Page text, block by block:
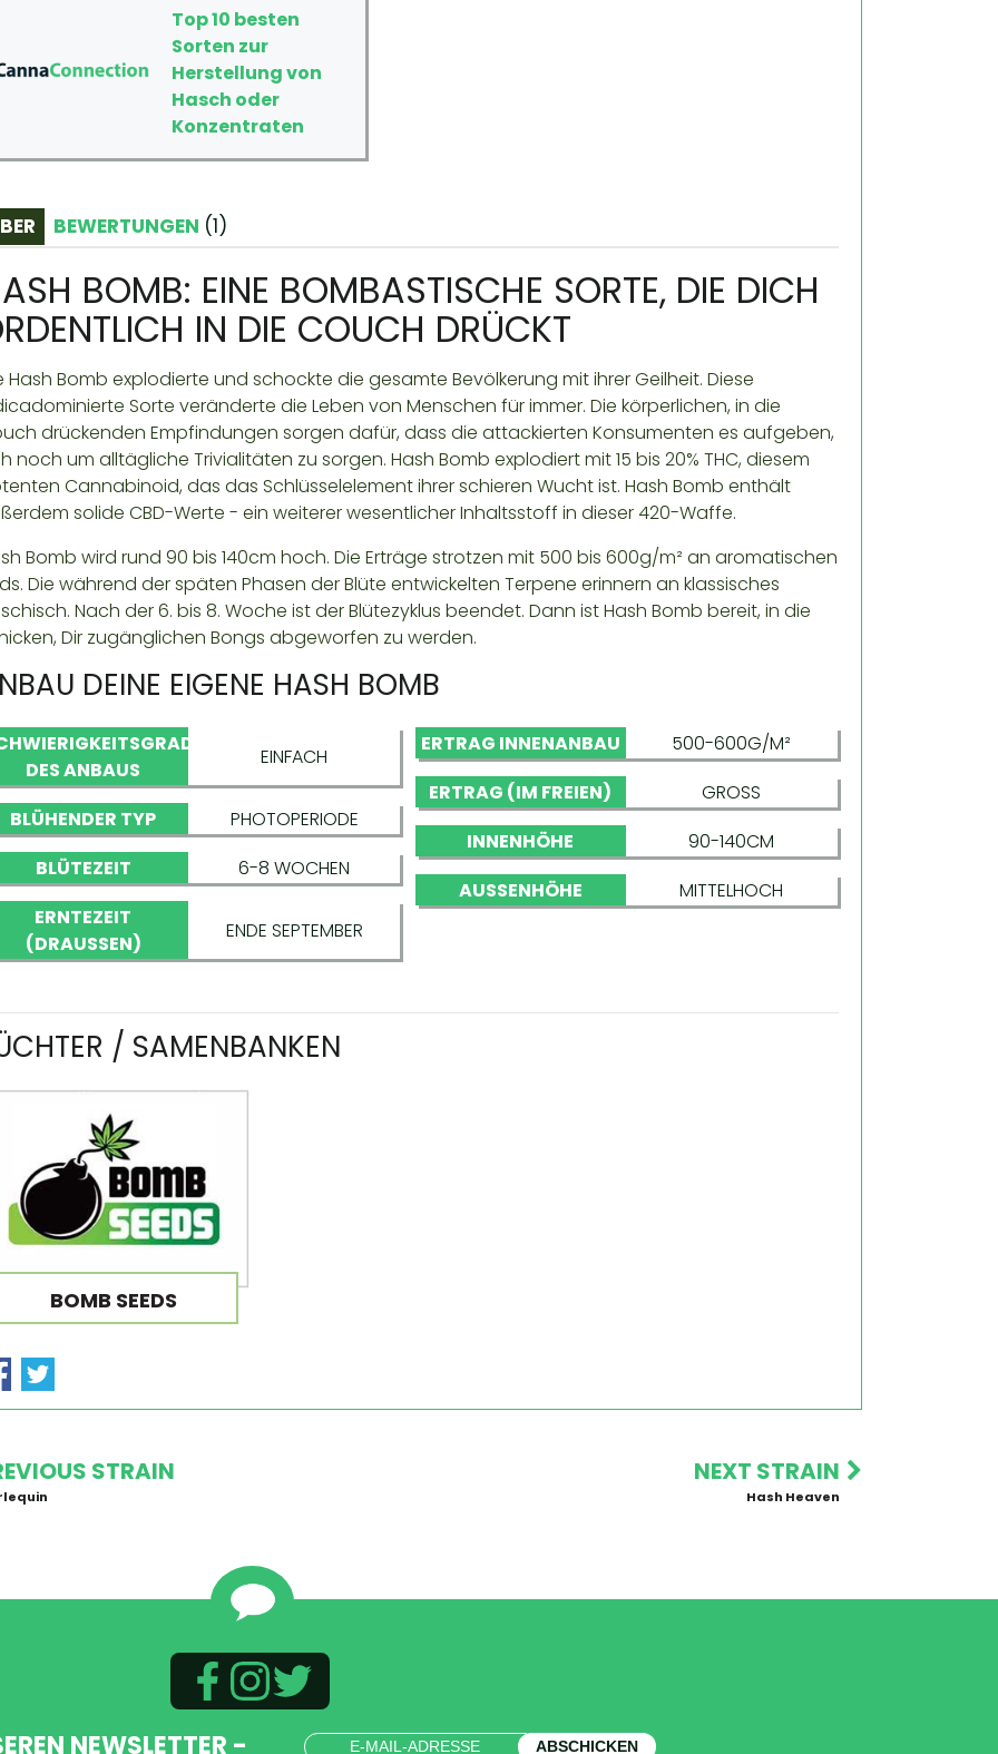
Top 10 besten
Sorten zur
Herstellung von
Hasch oder
Konzentraten
BEWERTUNGEN (1)
BOMB: EINE BOMBASTISCHE SORTE, DIE DICH
IN DIE COUCH DRÜCKT
Hash Bomb explodierte und schockte die gesamte Bevölkerung mit ihrer Geilheit. Diese
Sorte veränderte die Leben von Menschen für immer. Die körperlichen, in die
drückenden Empfindungen sorgen dafür, dass die attackierten Konsumenten es aufgeben,
noch um alltägliche Trivialitäten zu sorgen. Hash Bomb explodiert mit 15 bis 20% THC, diesem
Cannabinoid, das das Schlüsselelement ihrer schieren Wucht ist. Hash Bomb enthält
solide CBD-Werte - ein weiterer wesentlicher Inhaltsstoff in dieser 420-Waffe.
Bomb wird rund 90 bis 140cm hoch. Die Erträge strotzen mit 500 bis 600g/m² an aromatischen
Die während der späten Phasen der Blüte entwickelten Terpene erinnern an klassisches
Nach der 6. bis 8. Woche ist der Blütezyklus beendet. Dann ist Hash Bomb bereit, in die
Dir zugänglichen Bongs abgeworfen zu werden.
DEINE EIGENE HASH BOMB
DES ANBAUS
EINFACH
BLÜHENDER TYP
PHOTOPERIODE
BLÜTEZEIT
6-8 WOCHEN
ERNTEZEIT
(DRAUSSEN)
ENDE SEPTEMBER
ERTRAG INNENANBAU
500-600G/M²
ERTRAG (IM FREIEN)
GROSS
INNENHÖHE
90-140CM
AUSSENHÖHE
MITTELHOCH
/ SAMENBANKEN
BOMB SEEDS
STRAIN NEXT STRAIN
Hash Heaven
NEWSLETTER - ABSCHICKEN